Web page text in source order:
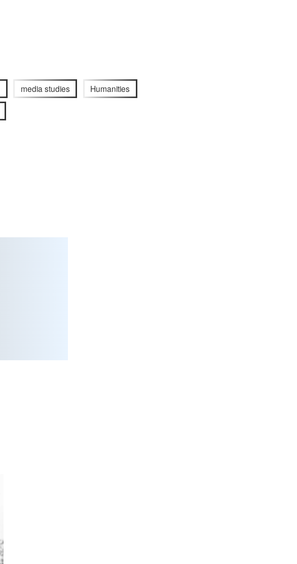
media studies Humanities